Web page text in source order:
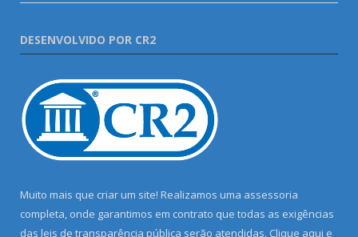
DESENVOLVIDO POR CR2
Muito mais que criar um site! Realizamos uma assessoria
completa, onde garantimos em contrato que todas as exigências
das leis de transparência pública serão atendidas. Clique aqui e